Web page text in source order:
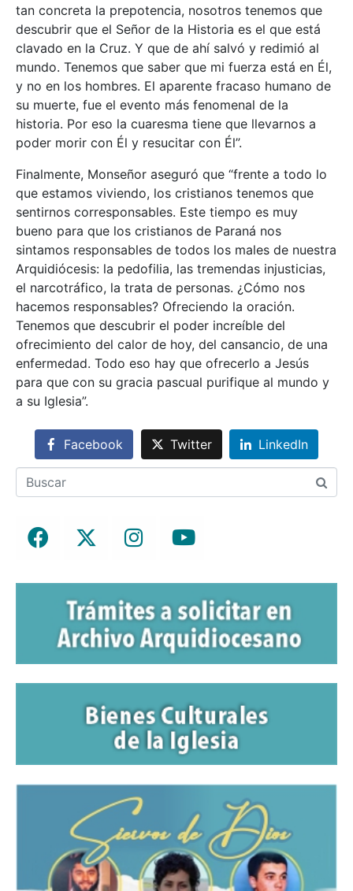
tan concreta la prepotencia, nosotros tenemos que
descubrir que el Señor de la Historia es el que está
clavado en la Cruz. Y que de ahí salvó y redimió al
mundo. Tenemos que saber que mi fuerza está en Él,
y no en los hombres. El aparente fracaso humano de
su muerte, fue el evento más fenomenal de la
historia. Por eso la cuaresma tiene que llevarnos a
poder morir con Él y resucitar con Él”.
Finalmente, Monseñor aseguró que “frente a todo lo
que estamos viviendo, los cristianos tenemos que
sentirnos corresponsables. Este tiempo es muy
bueno para que los cristianos de Paraná nos
sintamos responsables de todos los males de nuestra
Arquidiócesis: la pedofilia, las tremendas injusticias,
el narcotráfico, la trata de personas. ¿Cómo nos
hacemos responsables? Ofreciendo la oración.
Tenemos que descubrir el poder increíble del
ofrecimiento del calor de hoy, del cansancio, de una
enfermedad. Todo eso hay que ofrecerlo a Jesús
para que con su gracia pascual purifique al mundo y
a su Iglesia”.
Facebook Twitter LinkedIn